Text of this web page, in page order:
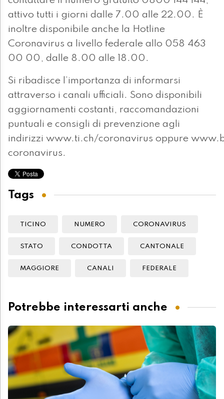
attivo tutti i giorni dalle 7.00 alle 22.00. È
inoltre disponibile anche la Hotline
Coronavirus a livello federale allo 058 463
00 00, dalle 8.00 alle 18.00.
Si ribadisce l’importanza di informarsi
attraverso i canali ufficiali. Sono disponibili
aggiornamenti costanti, raccomandazioni
puntuali e consigli di prevenzione agli
indirizzi www.ti.ch/coronavirus oppure
coronavirus.
Tags
TICINO NUMERO CORONAVIRUS
STATO CONDOTTA CANTONALE
MAGGIORE CANALI FEDERALE
Potrebbe interessarti anche